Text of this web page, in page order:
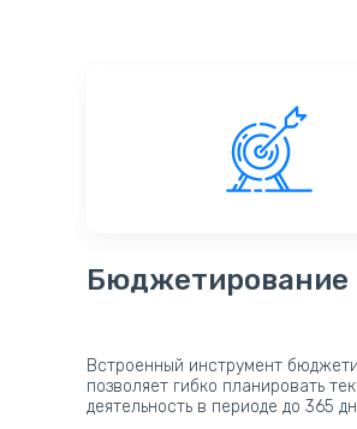
Бюджетирование
Встроенный инструмент
позволяет гибко планировать
деятельность в периоде до 365